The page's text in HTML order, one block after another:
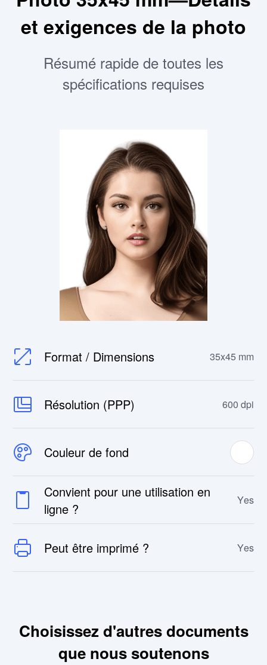
et exigences de la photo
Résumé rapide de toutes les
spécifications requises
Format / Dimensions 35x45 mm
Résolution (PPP) 600 dpi
Couleur de fond
Convient pour une utilisation en
ligne ?
Yes
Peut être imprimé ? Yes
Choisissez d'autres documents
que nous soutenons